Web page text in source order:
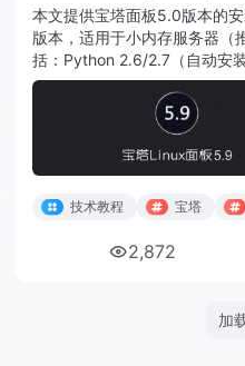
本文提供宝塔面板5.0版本的
版本，适用于小内存服务器（
括：Python 2.6/2.7（自动安
10M）、硬盘100M以上（纯
技术教程 宝塔
2,872
加